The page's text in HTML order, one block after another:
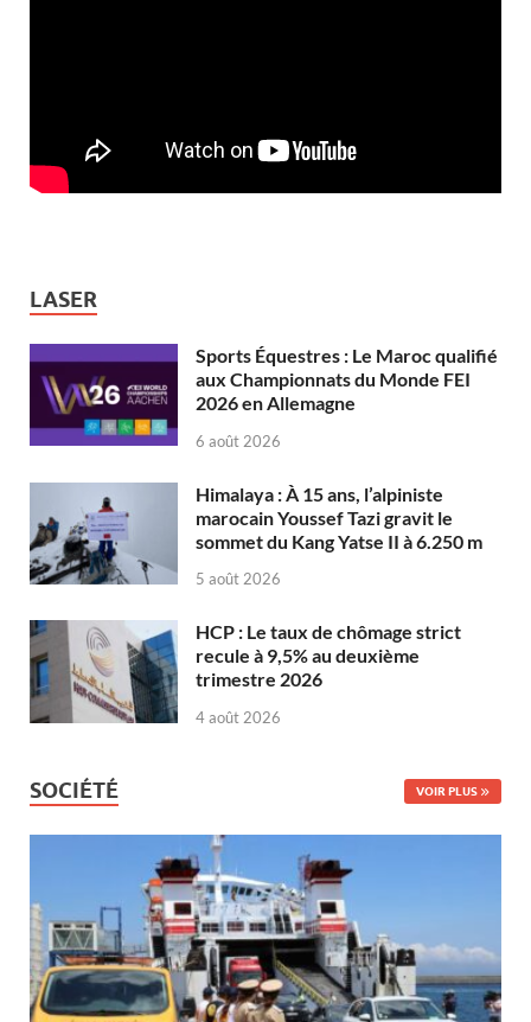
LASER
Sports Équestres : Le Maroc qualifié
aux Championnats du Monde FEI
2026 en Allemagne
6 août 2026
Himalaya : À 15 ans, l’alpiniste
marocain Youssef Tazi gravit le
sommet du Kang Yatse II à 6.250 m
5 août 2026
HCP : Le taux de chômage strict
recule à 9,5% au deuxième
trimestre 2026
4 août 2026
SOCIÉTÉ VOIR PLUS